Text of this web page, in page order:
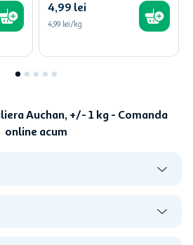
4,99 lei
4,99 lei/kg
Auchan, +/- 1 kg - Comanda
online acum